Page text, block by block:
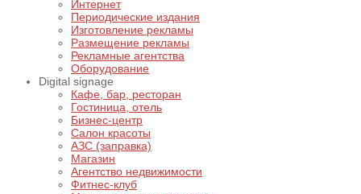
Интернет
Периодические издания
Изготовление рекламы
Размещение рекламы
Рекламные агентства
Оборудование
Digital signage
Кафе, бар, ресторан
Гостиница, отель
Бизнес-центр
Салон красоты
АЗС (заправка)
Магазин
Агентство недвижимости
Фитнес-клуб